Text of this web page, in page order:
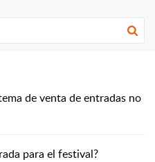
de venta de entradas no
para el festival?